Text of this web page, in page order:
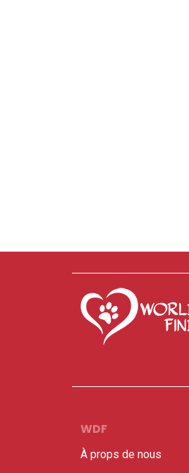
WDF
À props de nous